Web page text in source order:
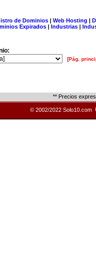
de Dominios| Web Hosting |
Expirados | Industrias |
[Pág.
** Precios
© 2002/2022 Solo10.com